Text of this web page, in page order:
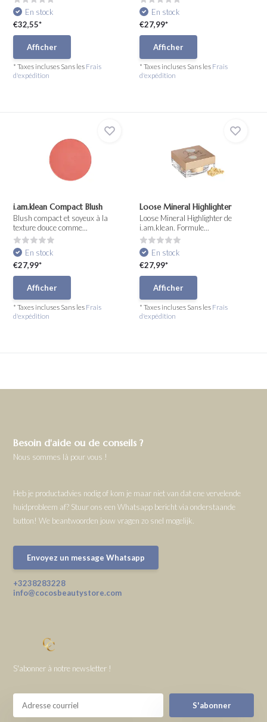
En stock
€32,55*
Afficher
* Taxes incluses Sans les Frais
d'expédition
En stock
€27,99*
Afficher
* Taxes incluses Sans les Frais
d'expédition
i.am.klean Compact Blush
Blush compact et soyeux à la
texture douce comme...
En stock
€27,99*
Afficher
* Taxes incluses Sans les Frais
d'expédition
Loose Mineral Highlighter
Loose Mineral Highlighter de
i.am.klean. Formule...
En stock
€27,99*
Afficher
* Taxes incluses Sans les Frais
d'expédition
Besoin d'aide ou de conseils ?
Nous sommes là pour vous !
Heb je productadvies nodig of kom je maar niet van dat ene vervelende
huidprobleem af? Stuur ons een Whatsapp bericht via onderstaande
button! We beantwoorden jouw vragen zo snel mogelijk.
Envoyez un message Whatsapp
+3238283228
info@cocosbeautystore.com
S'abonner à notre newsletter !
S'abonner